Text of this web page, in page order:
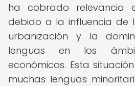
ha cobrado relevancia
debido a la influencia de
urbanización y la
lenguas en los
económicos. Esta
muchas lenguas